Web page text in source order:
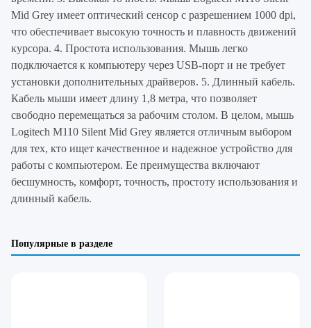
Mid Grey имеет оптический сенсор с разрешением 1000 dpi,
что обеспечивает высокую точность и плавность движений
курсора. 4. Простота использования. Мышь легко
подключается к компьютеру через USB-порт и не требует
установки дополнительных драйверов. 5. Длинный кабель.
Кабель мыши имеет длину 1,8 метра, что позволяет
свободно перемещаться за рабочим столом. В целом, мышь
Logitech M110 Silent Mid Grey является отличным выбором
для тех, кто ищет качественное и надежное устройство для
работы с компьютером. Ее преимущества включают
бесшумность, комфорт, точность, простоту использования и
длинный кабель.
Популярные в разделе